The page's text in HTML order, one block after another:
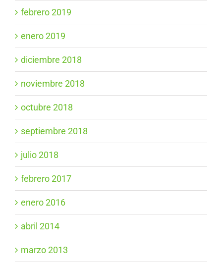
febrero 2019
enero 2019
diciembre 2018
noviembre 2018
octubre 2018
septiembre 2018
julio 2018
febrero 2017
enero 2016
abril 2014
marzo 2013